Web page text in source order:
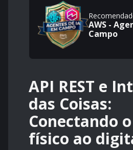
AWS -
Campo
API REST e
das Coisas:
Conectando
físico ao